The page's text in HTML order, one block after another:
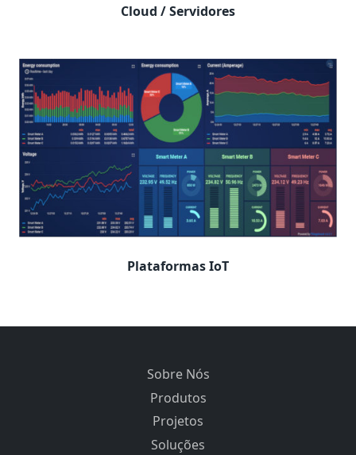
Cloud / Servidores
Plataformas IoT
Sobre Nós
Produtos
Projetos
Soluções